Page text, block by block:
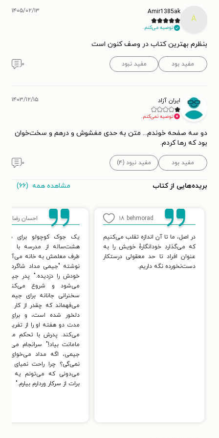
A
Amir1385ak
توصیه می‌کنم.
۱۴۰۵/۰۲/۱۳
بنظرم بهترین کتاب در وصف کنون است
مفید بود مفید نبود ۰
ایران آزاد
توصیه نمی‌کنم.
۱۴۰۳/۱۲/۱۵
دو سه صفحه خوندم... متن به حدی مغشوش و درهم و سخت‌خوان
بود که رها کردم.
مفید بود مفید نبود (۴) ۰
بریده‌هایی از کتاب مشاهده همه (۶۶)
behmorad ۱۸
در اصل، ما تا آن اندازه تقلب می‌کنیم
که می‌گذارد خودانگارهٔ خویش را به
عنوان افراد تا حد معقولی درستکار
دست‌نخورده نگه داریم.
احسان رضاپور
یک جوک کوچولو برای
هشت‌ساله از مدرسه با
طرف معلمش به خانه می‌آید
نوشته "جیمی مداد شاگرد
خودش را دزدیده." پدر جیمی
می‌شود و شروع می‌کند
سخنرانی جانانه برای جیمی
می‌فهماند که چقدر از کار او
دلخور شده است، و برای
مدت دو هفته او را از
می‌کند. پدرش با تحکم
مامانت بیاد!" سرانجام
جیمی، اگه مداد می‌خوای
نمی‌گی؟ چرا راحت نمیای
می‌دونی که می‌تونم یه
برات از سرکار وردارم بیارم."